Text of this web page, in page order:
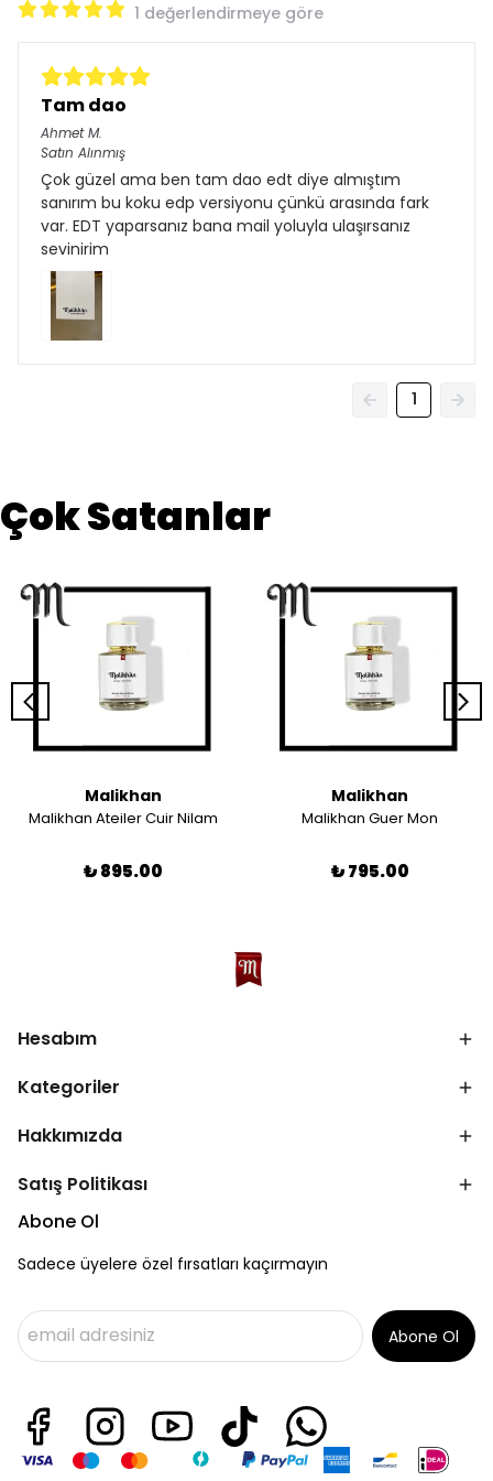
1 değerlendirmeye göre
Tam dao
AhmetM.
Satın Alınmış
Çok güzel ama ben tam dao edt diye almıştım
sanırım bu koku edp versiyonu çünkü arasında fark
var. EDT yaparsanız bana mail yoluyla ulaşırsanız
sevinirim
1
Çok Satanlar
Malikhan
Malikhan Ateiler Cuir Nilam
₺ 895.00
Malikhan
Malikhan Guer Mon
₺ 795.00
Hesabım
Kategoriler
Hakkımızda
Satış Politikası
Abone Ol
Sadece üyelere özel fırsatları kaçırmayın
Abone Ol